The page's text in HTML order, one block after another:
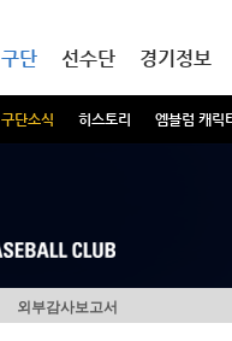
구단
구단소식 히스토리 엠블럼 캐릭
선수단 경기정보
외부감사보고서